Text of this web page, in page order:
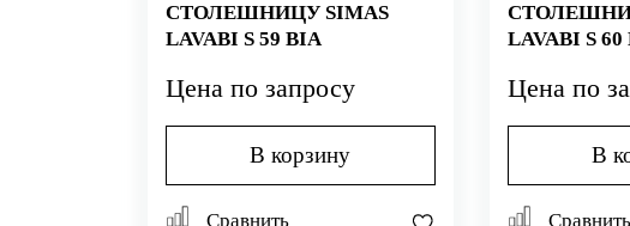
СТОЛЕШНИЦУ SIMAS
LAVABI S 59 BIA
Цена по запросу
В корзину
Сравнить
LAVABI S 60
Цена по
В
Сравнить